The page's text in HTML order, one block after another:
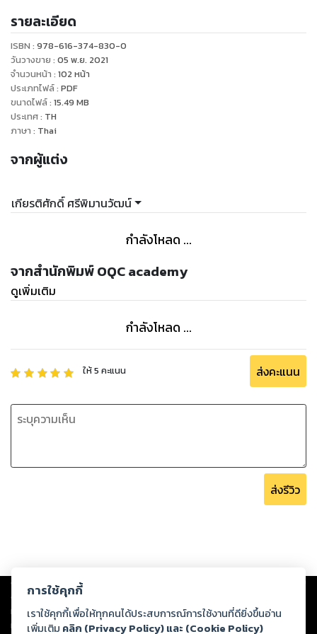
ประกอบการตัดสินใจร่วมกันของทุกฝ่ายที่เกี่ยวข้อง จึงเป็นสิ่ง
สำคัญที่สรุปอยู่ในงานชิ้นพ.ศ.2557 นี้
ร่วมสนับสนุนโครงการ Free eBook บริจาคตามสะดวก
สมาคม IEEE Thailand section
รายละเอียด
ISBN : 978-616-374-830-0
วันวางขาย : 05 พ.ย. 2021
จำนวนหน้า : 102 หน้า
ประเภทไฟล์: PDF
ขนาดไฟล์: 15.49 MB
ประเทศ: TH
ภาษา : Thai
จากผู้แต่ง
เกียรติศักดิ์ ศรีพิมานวัฒน์
กำลังโหลด ...
จากสำนักพิมพ์ OQC academy
ดูเพิ่มเติม
กำลังโหลด ...
ให้5 คะแนน ส่งคะแนน
ส่งรีวิว
Copyright © 2026
ต่อผลงานหรือเนื้อหาใดที่อัปโหลดผ่านเว็บไซต์และปรากฏว่าละเมิดสิทธิใน
ทรัพย์สินทางปัญญาของบุคคลอื่นหรือขัดต่อกฎหมายและศีลธรรม ดังนั้น ผู้อ่าน
ทุกท่านโปรดใช้วิจารณญาณในการกลั่นกรองด้วยตนเอง และหากท่านพบว่าส่วน
การใช้คุกกี้
เราใช้คุกกี้เพื่อให้ทุกคนได้ประสบการณ์การใช้งานที่ดียิ่งขึ้นอ่าน
เพิ่มเติม คลิก (Privacy Policy) และ (Cookie Policy)